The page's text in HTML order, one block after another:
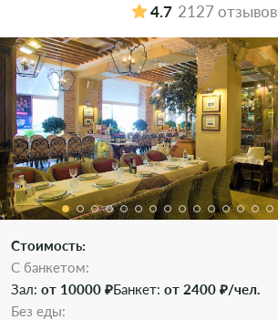
4.7 2127 отзывов
Стоимость:
С банкетом:
Зал: от 10000 ₽Банкет: от 2400 ₽/чел.
Без еды: